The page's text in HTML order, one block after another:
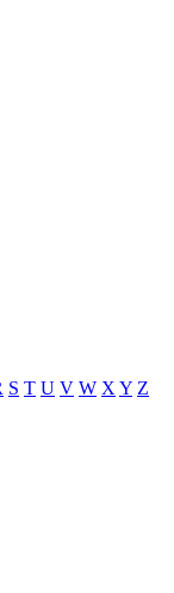
S T U V W X Y Z